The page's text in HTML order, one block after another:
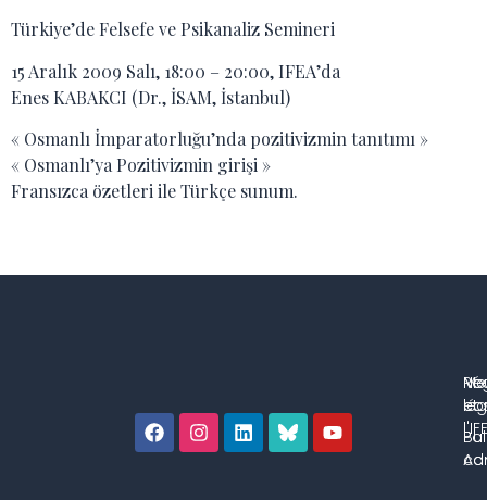
Türkiye’de Felsefe ve Psikanaliz Semineri
15 Aralık 2009 Salı, 18:00 – 20:00, IFEA’da
Enes KABAKCI (Dr., İSAM, İstanbul)
« Osmanlı İmparatorluğu’nda pozitivizmin tanıtımı »
« Osmanlı’ya Pozitivizmin girişi »
Fransızca özetleri ile Türkçe sunum.
et